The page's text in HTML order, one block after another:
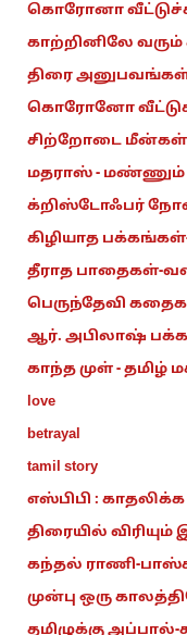
கொரோனா
காற்றினிலே
திரை
கொரோனோ
சிற்றோடை மீன்கள்
மதராஸ் - மண்ணும்
க்றிஸ்டோஃபர்
கிழியாத
தீராத பாதைகள்-
பெருந்தேவி
ஆர். அபிலாஷ்
காந்த முள் - தமிழ்
love
betrayal
tamil story
எஸ்பிபி :
திரையில்
கந்தல் ராணி-
முன்பு ஒரு
தமிழுக்கு